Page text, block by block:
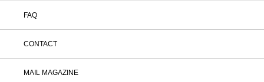
願いいたします。 ② お問い合わせ内容
FAQ
CONTACT
MAIL MAGAZINE